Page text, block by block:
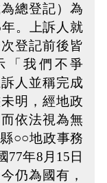
總登記）為
。上訴人就
登記前後皆
「我們不爭
人並稱完成
明，經地政
依法視為無
○○地政事務
77年8月15日
仍為國有，